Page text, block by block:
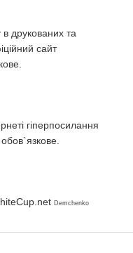
в друкованих та
сайт
гiперпосилання
Demchenko